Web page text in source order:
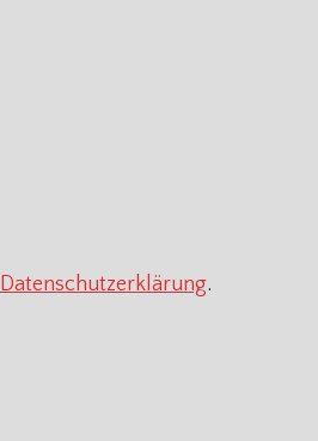
Datenschutzerklärung.